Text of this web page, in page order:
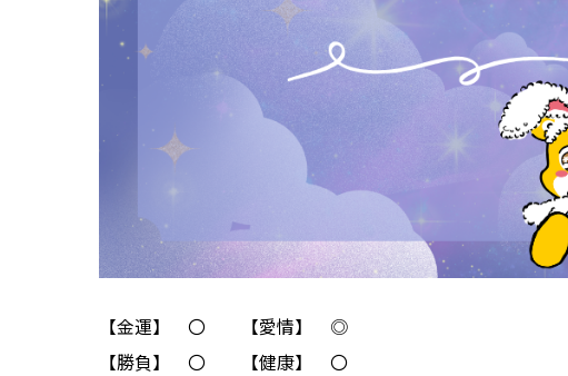
【金運】 〇 【愛情】 ◎
【勝負】 〇 【健康】 〇